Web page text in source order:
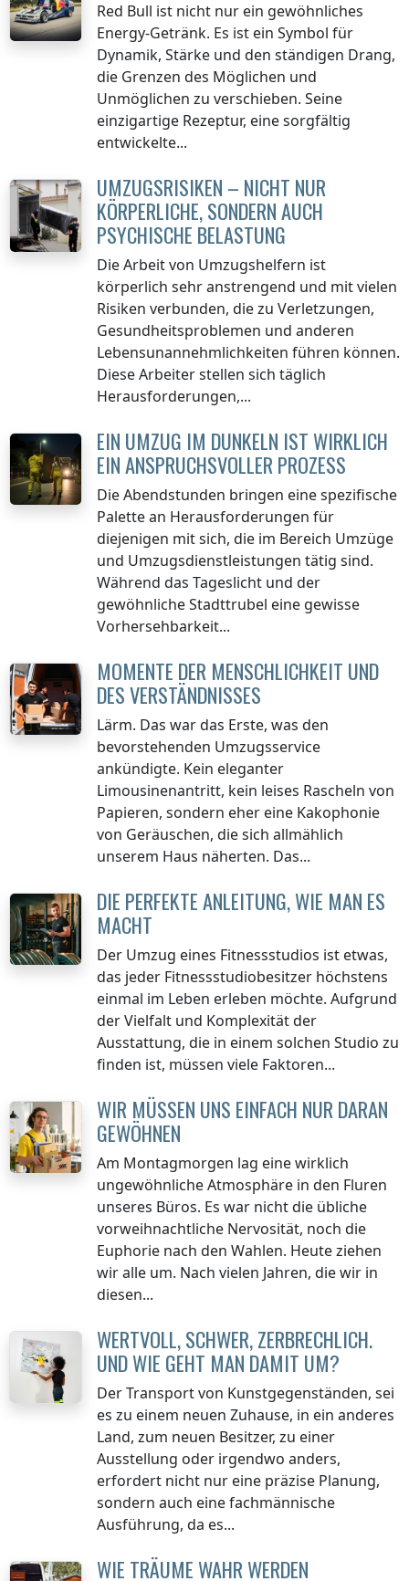
Red Bull ist nicht nur ein gewöhnliches
Energy-Getränk. Es ist ein Symbol für
Dynamik, Stärke und den ständigen Drang,
die Grenzen des Möglichen und
Unmöglichen zu verschieben. Seine
einzigartige Rezeptur, eine sorgfältig
entwickelte...
UMZUGSRISIKEN – NICHT NUR
KÖRPERLICHE, SONDERN AUCH
PSYCHISCHE BELASTUNG
Die Arbeit von Umzugshelfern ist
körperlich sehr anstrengend und mit vielen
Risiken verbunden, die zu Verletzungen,
Gesundheitsproblemen und anderen
Lebensunannehmlichkeiten führen können.
Diese Arbeiter stellen sich täglich
Herausforderungen,...
EIN UMZUG IM DUNKELN IST WIRKLICH
EIN ANSPRUCHSVOLLER PROZESS
Die Abendstunden bringen eine spezifische
Palette an Herausforderungen für
diejenigen mit sich, die im Bereich Umzüge
und Umzugsdienstleistungen tätig sind.
Während das Tageslicht und der
gewöhnliche Stadttrubel eine gewisse
Vorhersehbarkeit...
MOMENTE DER MENSCHLICHKEIT UND
DES VERSTÄNDNISSES
Lärm. Das war das Erste, was den
bevorstehenden Umzugsservice
ankündigte. Kein eleganter
Limousinenantritt, kein leises Rascheln von
Papieren, sondern eher eine Kakophonie
von Geräuschen, die sich allmählich
unserem Haus näherten. Das...
DIE PERFEKTE ANLEITUNG, WIE MAN ES
MACHT
Der Umzug eines Fitnessstudios ist etwas,
das jeder Fitnessstudiobesitzer höchstens
einmal im Leben erleben möchte. Aufgrund
der Vielfalt und Komplexität der
Ausstattung, die in einem solchen Studio zu
finden ist, müssen viele Faktoren...
WIR MÜSSEN UNS EINFACH NUR DARAN
GEWÖHNEN
Am Montagmorgen lag eine wirklich
ungewöhnliche Atmosphäre in den Fluren
unseres Büros. Es war nicht die übliche
vorweihnachtliche Nervosität, noch die
Euphorie nach den Wahlen. Heute ziehen
wir alle um. Nach vielen Jahren, die wir in
diesen...
WERTVOLL, SCHWER, ZERBRECHLICH.
UND WIE GEHT MAN DAMIT UM?
Der Transport von Kunstgegenständen, sei
es zu einem neuen Zuhause, in ein anderes
Land, zum neuen Besitzer, zu einer
Ausstellung oder irgendwo anders,
erfordert nicht nur eine präzise Planung,
sondern auch eine fachmännische
Ausführung, da es...
WIE TRÄUME WAHR WERDEN